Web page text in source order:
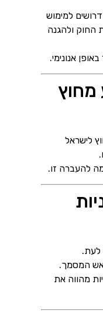
למימוש
החוק ולהגנה
אנונימי.
מחוץ
לישראל
להעברה זו.
לעת.
המסמך.
מהווה את